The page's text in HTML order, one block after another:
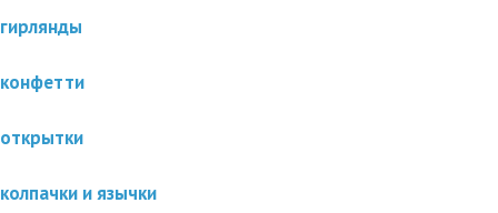
гирлянды
конфетти
открытки
колпачки и язычки